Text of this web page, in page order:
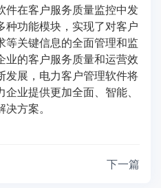
件在客户服务质量监控中发
种功能模块，实现了对客户
等关键信息的全面管理和监
业的客户服务质量和运营效
发展，电力客户管理软件将
业提供更加全面、智能、
方案。
下一篇